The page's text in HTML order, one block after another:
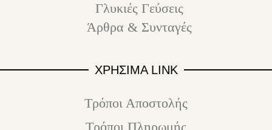
Γλυκιές Γεύσεις
Άρθρα & Συνταγές
ΧΡΗΣΙΜΑ LINK
Τρόποι Αποστολής
Τρόποι Πληρωμής